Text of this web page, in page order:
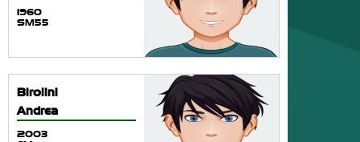
1960
SM55
Birolini
Andrea
2003